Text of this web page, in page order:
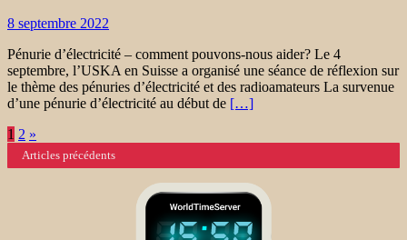
8 septembre 2022
Pénurie d’électricité – comment pouvons-nous aider? Le 4
septembre, l’USKA en Suisse a organisé une séance de réflexion sur
le thème des pénuries d’électricité et des radioamateurs La survenue
d’une pénurie d’électricité au début de […]
Navigation
des
1 2 »
Articles précédents